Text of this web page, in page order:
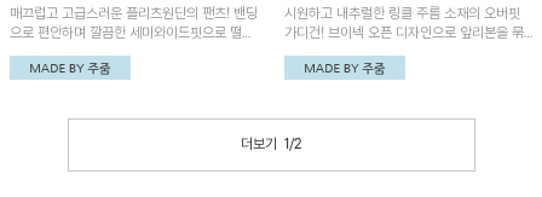
매끄럽고 고급스러운 플리츠원단의 팬츠! 밴딩
으로 편안하며 깔끔한 세미와이드핏으로 떨어
져 멋스러워요~'페이즐플리츠 A라인 쿨링나
시'와 세트로 착용하시는걸 추천드립니다!
시원하고 내추럴한 링클 주름 소재의 오버핏
가디건! 브이넥 오픈 디자인으로 앞리본을 묶
거나 오픈해 다양한 스타일로 연출 가능한 아
이템이에요~
더보기 1/2